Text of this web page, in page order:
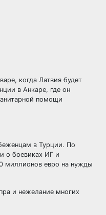
когда Латвия будет
в Анкаре, где он
помощи
в Турции. По
о боевиках ИГ и
миллионов евро на нужды
и нежелание многих